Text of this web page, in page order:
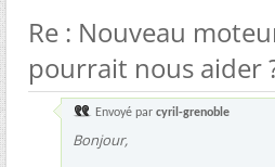
Re : Nouveau
pourrait nous aider
Envoyé par cyril-grenoble
Bonjour,